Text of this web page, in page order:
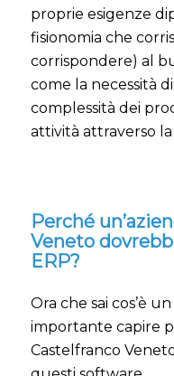
proprie esigenze
fisionomia che
corrispondere) al
come la necessità
complessità dei
attività attraverso
Perché
Veneto
ERP?
Ora che sai cos’è
importante capire
Castelfranco